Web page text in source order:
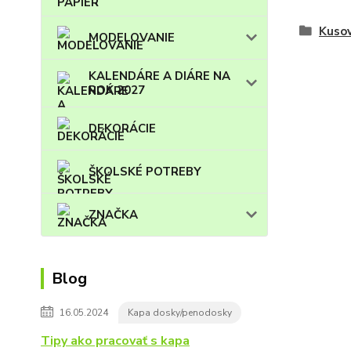
MODELOVANIE
KALENDÁRE A DIÁRE NA
ROK 2027
DEKORÁCIE
ŠKOLSKÉ POTREBY
ZNAČKA
Blog
16.05.2024 Kapa dosky/penodosky
Tipy ako pracovať s kapa